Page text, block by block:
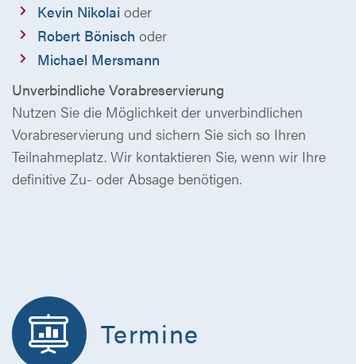
Kevin Nikolai oder
Robert Bönisch oder
Michael Mersmann
Unverbindliche Vorabreservierung
Nutzen Sie die Möglichkeit der unverbindlichen
Vorabreservierung und sichern Sie sich so Ihren
Teilnahmeplatz. Wir kontaktieren Sie, wenn wir Ihre
definitive Zu- oder Absage benötigen.
Termine